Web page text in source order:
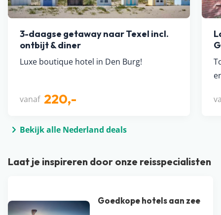
3-daagse getaway naar Texel incl.
ontbijt & diner
Luxe boutique hotel in Den Burg!
vanaf 220,-
Bekijk alle Nederland deals
Laat je inspireren door onze reisspecialisten
Goedkope hotels aan zee